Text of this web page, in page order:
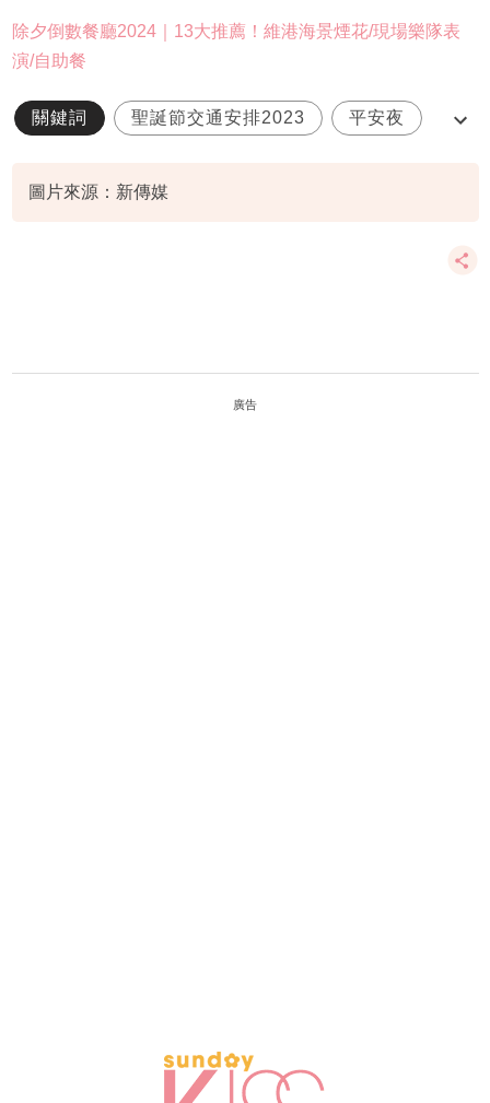
除夕倒數餐廳2024｜13大推薦！維港海景煙花/現場樂隊表
演/自助餐
關鍵詞 聖誕節交通安排2023 平安夜
圖片來源：新傳媒
廣告